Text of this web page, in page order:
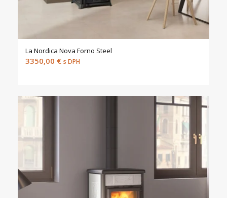
La Nordica Nova Forno Steel
3350,00 € s DPH